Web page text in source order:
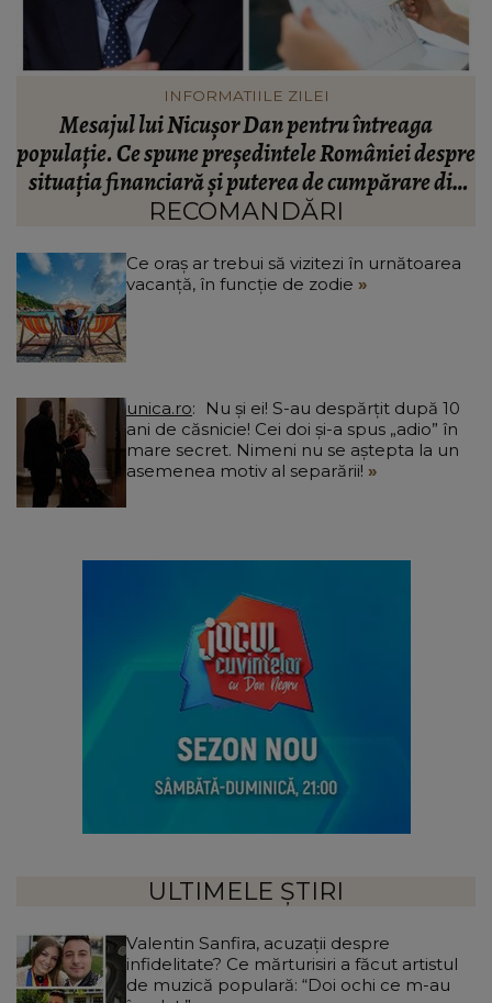
VEDETE
Valentin Sanfira, acuzații despre infidelitate? Ce
mărturisiri a făcut artistul de muzică populară:
“Doi ochi ce m-au înșelat.”
RECOMANDĂRI
Ce oraș ar trebui să vizitezi în urnătoarea
vacanță, în funcție de zodie
unica.ro
ani de căsnicie! Cei doi și-a spus „adio” în
mare secret. Nimeni nu se aștepta la un
asemenea motiv al separării!
ULTIMELE ȘTIRI
Valentin Sanfira, acuzații despre
infidelitate? Ce mărturisiri a făcut artistul
de muzică populară: “Doi ochi ce m-au